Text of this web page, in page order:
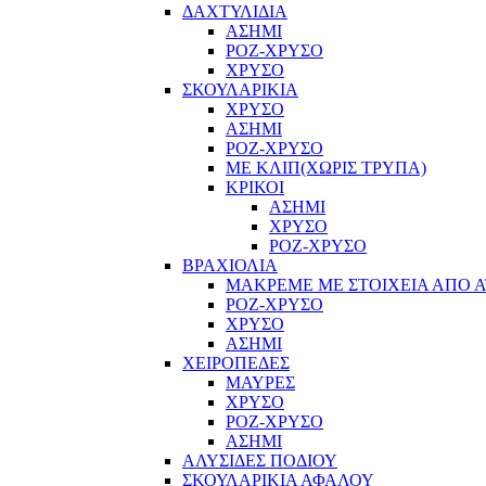
ΔΑΧΤΥΛΙΔΙΑ
ΑΣΗΜΙ
ΡΟΖ-ΧΡΥΣΟ
ΧΡΥΣΟ
ΣΚΟΥΛΑΡΙΚΙΑ
ΧΡΥΣΟ
ΑΣΗΜΙ
ΡΟΖ-ΧΡΥΣΟ
ΜΕ ΚΛΙΠ(ΧΩΡΙΣ ΤΡΥΠΑ)
ΚΡΙΚΟΙ
ΑΣΗΜΙ
ΧΡΥΣΟ
ΡΟΖ-ΧΡΥΣΟ
ΒΡΑΧΙΟΛΙΑ
ΜΑΚΡΕΜΕ ΜΕ ΣΤΟΙΧΕΙΑ ΑΠΟ
ΡΟΖ-ΧΡΥΣΟ
ΧΡΥΣΟ
ΑΣΗΜΙ
ΧΕΙΡΟΠΕΔΕΣ
ΜΑΥΡΕΣ
ΧΡΥΣΟ
ΡΟΖ-ΧΡΥΣΟ
ΑΣΗΜΙ
ΑΛΥΣΙΔΕΣ ΠΟΔΙΟΥ
ΣΚΟΥΛΑΡΙΚΙΑ ΑΦΑΛΟΥ